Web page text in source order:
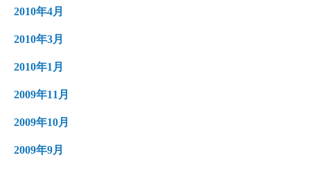
2010年4月
2010年3月
2010年1月
2009年11月
2009年10月
2009年9月